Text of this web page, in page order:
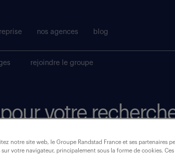
nos agences blog
rejoindre le groupe
votre
où ?
notre site web, le Groupe Randstad France et ses partenaires
votre navigateur, principalement sous la forme de cookies.